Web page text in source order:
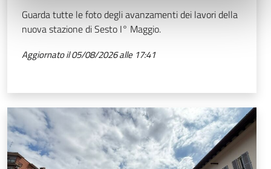
Guarda tutte le foto degli avanzamenti dei lavori della
nuova stazione di Sesto I° Maggio.
Aggiornato il 05/08/2026 alle 17:41